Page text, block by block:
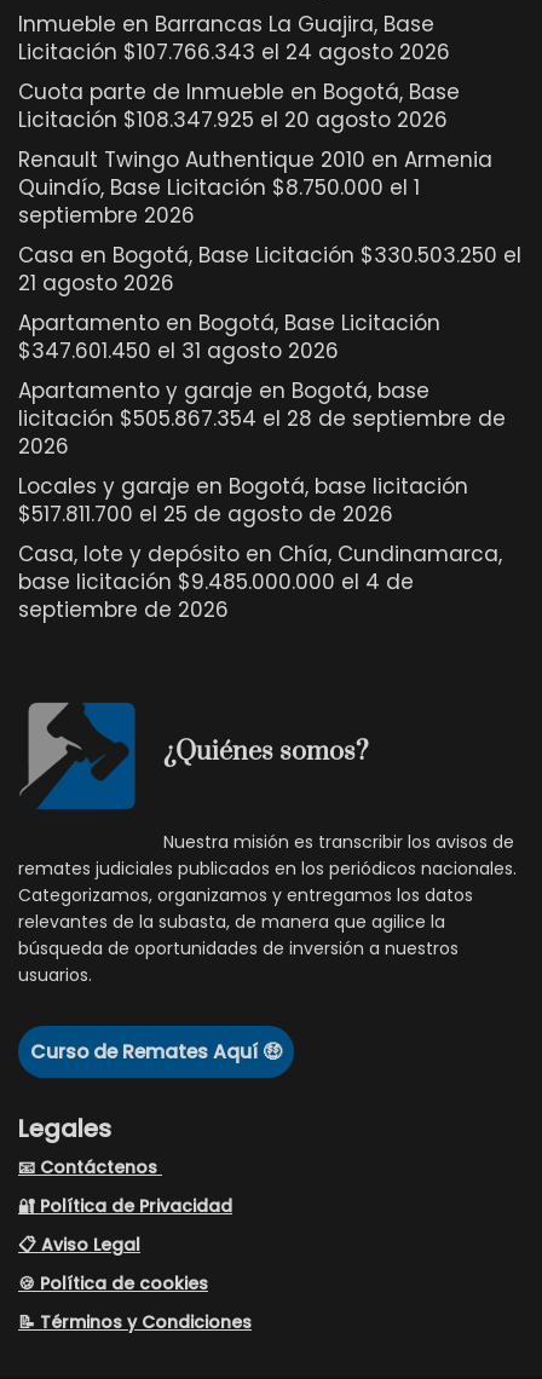
Inmueble en Barrancas La Guajira, Base
Licitación $107.766.343 el 24 agosto 2026
Cuota parte de Inmueble en Bogotá, Base
Licitación $108.347.925 el 20 agosto 2026
Renault Twingo Authentique 2010 en Armenia
Quindío, Base Licitación $8.750.000 el 1
septiembre 2026
Casa en Bogotá, Base Licitación $330.503.250 el
21 agosto 2026
Apartamento en Bogotá, Base Licitación
$347.601.450 el 31 agosto 2026
Apartamento y garaje en Bogotá, base
licitación $505.867.354 el 28 de septiembre de
2026
Locales y garaje en Bogotá, base licitación
$517.811.700 el 25 de agosto de 2026
Casa, lote y depósito en Chía, Cundinamarca,
base licitación $9.485.000.000 el 4 de
septiembre de 2026
¿Quiénes somos?
Nuestra misión es transcribir los avisos de
remates judiciales publicados en los periódicos nacionales.
Categorizamos, organizamos y entregamos los datos
relevantes de la subasta, de manera que agilice la
búsqueda de oportunidades de inversión a nuestros
usuarios.
Curso de Remates Aquí 🤑
Legales
📧 Contáctenos
🔐 Política de Privacidad
📋 Aviso Legal
🍪 Política de cookies
📝 Términos y Condiciones